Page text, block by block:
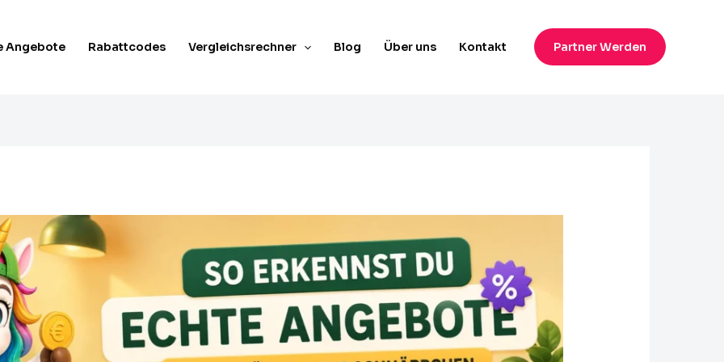
Angebote Rabattcodes Vergleichsrechner Blog Über uns​ Kontakt Partner Werden